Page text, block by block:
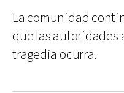
La comunidad
que las autoridades
tragedia ocurra.